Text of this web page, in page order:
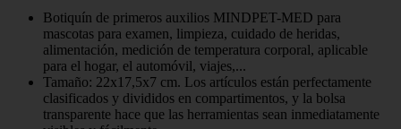
Botiquín de primeros auxilios MINDPET-MED para
mascotas para examen, limpieza, cuidado de heridas,
alimentación, medición de temperatura corporal, aplicable
para el hogar, el automóvil, viajes,...
Tamaño: 22x17,5x7 cm. Los artículos están perfectamente
clasificados y divididos en compartimentos, y la bolsa
transparente hace que las herramientas sean inmediatamente